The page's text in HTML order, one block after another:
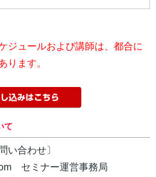
ジュールおよび講師は、都合に
ります。
て
い合わせ〕
セミナー運営事務局